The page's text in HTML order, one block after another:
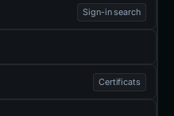
Sign-in search
Certificats